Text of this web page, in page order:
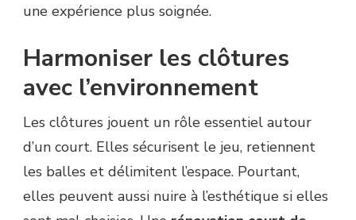
une expérience plus soignée.
Harmoniser les clôtures
avec l’environnement
Les clôtures jouent un rôle essentiel autour
d’un court. Elles sécurisent le jeu, retiennent
les balles et délimitent l’espace. Pourtant,
elles peuvent aussi nuire à l’esthétique si elles